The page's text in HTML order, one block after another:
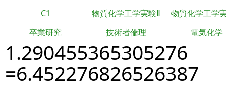
C1 物質化学工学実験Ⅱ
物質化学工学
卒業研究
技術者倫理 電気化学
1.290455365305276
=6.452276826526387